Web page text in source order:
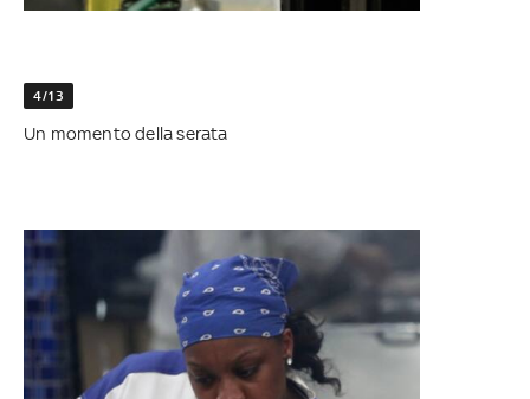
4/13
Un momento della serata